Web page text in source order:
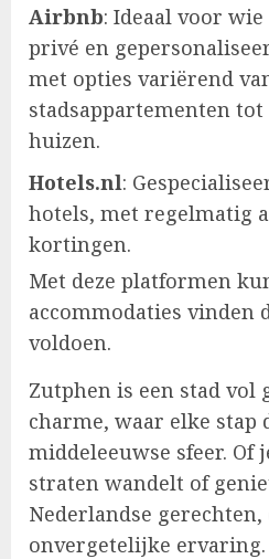
Airbnb: Ideaal voor
privé en
met opties variërend
stadsappartementen tot
huizen.
Hotels.nl:
hotels, met regelmatig
kortingen.
Met deze platformen
accommodaties vinden
voldoen.
Zutphen is een stad vol
charme, waar elke stap
middeleeuwse sfeer. Of
straten wandelt of
Nederlandse
onvergetelijke ervaring.